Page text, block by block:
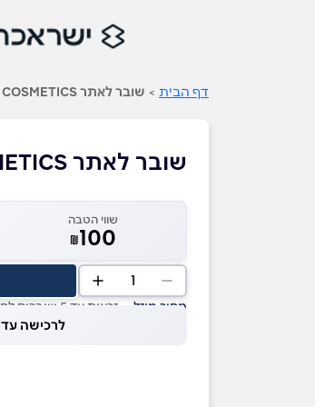
דף הבית > שובר לאתר GA-DE COSMETICS
שובר לאתר GA-DE COSMETICS
שווי הטבה
₪100
1
מחיר מוזל — זכאות עד 5 שוברים לחודש קלנדרי
לרכישה עד 31.08.2026